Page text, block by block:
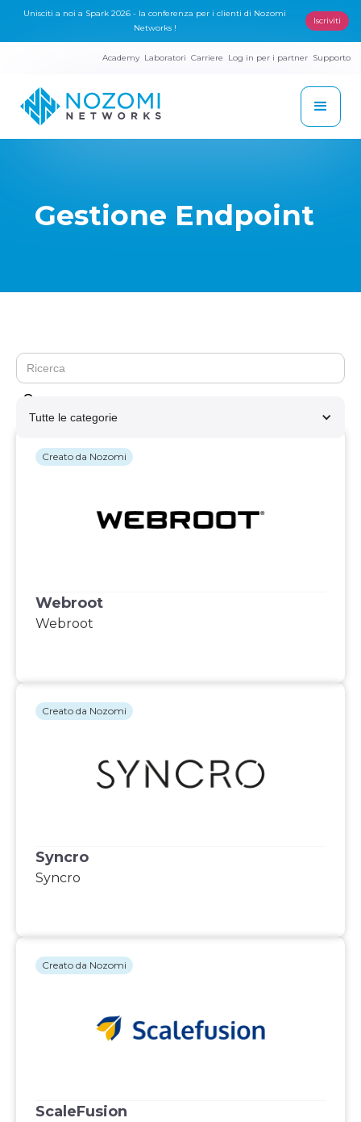
Unisciti a noi a Spark 2026 - la conferenza per i clienti di Nozomi
Networks !
Iscriviti
Academy Laboratori Carriere Log in per i partner Supporto
Gestione Endpoint
Tutte le categorie
Webroot
Webroot
Creato da Nozomi
Syncro
Syncro
Creato da Nozomi
ScaleFusion
Creato da Nozomi